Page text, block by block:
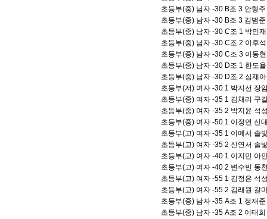
초등부(중) 남자 -30 B조 3 안형
초등부(중) 남자 -30 B조 3 김범
초등부(중) 남자 -30 C조 1 박민
초등부(중) 남자 -30 C조 2 이후
초등부(중) 남자 -30 C조 3 이동
초등부(중) 남자 -30 D조 1 한도
초등부(중) 남자 -30 D조 2 심재
초등부(저) 여자 -30 1 박지선 장
초등부(중) 여자 -35 1 김채리 구
초등부(중) 여자 -35 2 박지윤 석
초등부(중) 여자 -50 1 이정연 신
초등부(고) 여자 -35 1 이예서 솔
초등부(고) 여자 -35 2 신연서 솔
초등부(고) 여자 -40 1 이지민 아
초등부(고) 여자 -40 2 변수빈 동
초등부(고) 여자 -55 1 김정은 석
초등부(고) 여자 -55 2 김래원 갈
초등부(중) 남자 -35 A조 1 정재
초등부(중) 남자 -35 A조 2 이태